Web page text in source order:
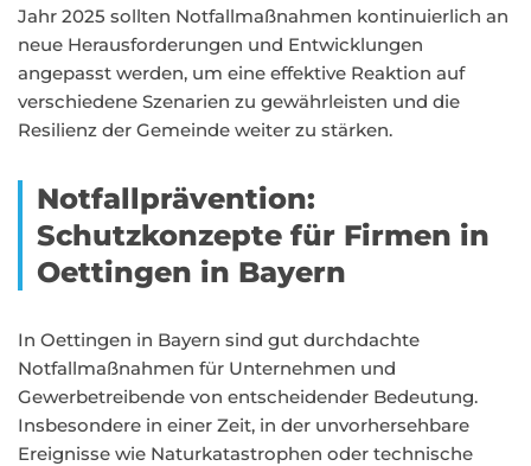
Jahr 2025 sollten Notfallmaßnahmen kontinuierlich an
neue Herausforderungen und Entwicklungen
angepasst werden, um eine effektive Reaktion auf
verschiedene Szenarien zu gewährleisten und die
Resilienz der Gemeinde weiter zu stärken.
Notfallprävention:
Schutzkonzepte für Firmen in
Oettingen in Bayern
In Oettingen in Bayern sind gut durchdachte
Notfallmaßnahmen für Unternehmen und
Gewerbetreibende von entscheidender Bedeutung.
Insbesondere in einer Zeit, in der unvorhersehbare
Ereignisse wie Naturkatastrophen oder technische